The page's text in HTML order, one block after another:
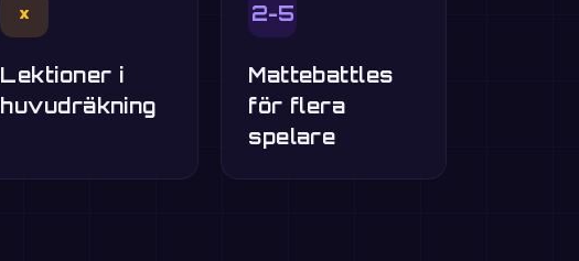
×
Lektioner i
huvudräkning
2-5
Mattebattles
för flera
spelare